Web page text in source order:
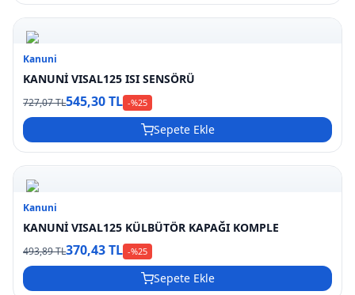
Kanuni
KANUNİ VISAL125 ISI SENSÖRÜ
727,07 TL545,30 TL -%25
Sepete Ekle
Kanuni
KANUNİ VISAL125 KÜLBÜTÖR KAPAĞI KOMPLE
493,89 TL370,43 TL -%25
Sepete Ekle